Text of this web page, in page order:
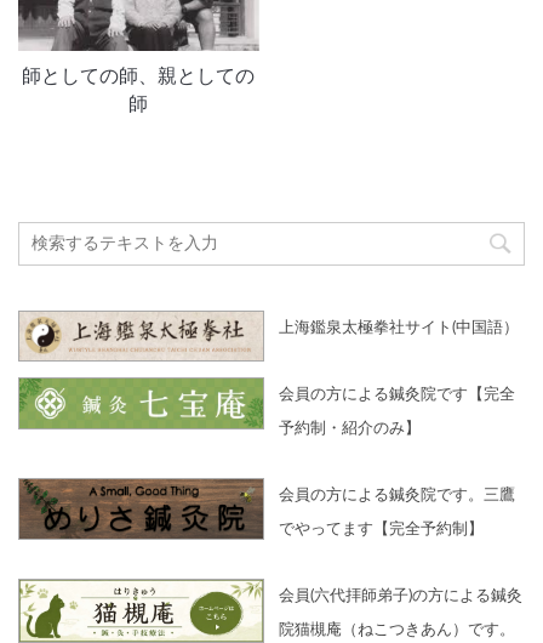
師としての師、親としての
師
上海鑑泉太極拳社サイト(中国語）
会員の方による鍼灸院です【完全
予約制・紹介のみ】
会員の方による鍼灸院です。三鷹
でやってます【完全予約制】
会員(六代拝師弟子)の方による鍼灸
院猫槻庵（ねこつきあん）です。